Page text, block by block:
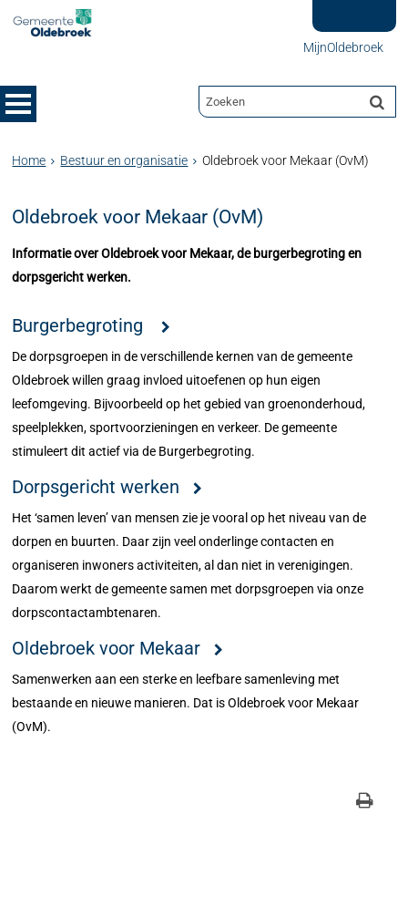
MijnOldebroek
Home Bestuur en organisatie Oldebroek voor Mekaar (OvM)
Oldebroek voor Mekaar (OvM)
Informatie over Oldebroek voor Mekaar, de burgerbegroting en
dorpsgericht werken.
Burgerbegroting
De dorpsgroepen in de verschillende kernen van de gemeente
Oldebroek willen graag invloed uitoefenen op hun eigen
leefomgeving. Bijvoorbeeld op het gebied van groenonderhoud,
speelplekken, sportvoorzieningen en verkeer. De gemeente
stimuleert dit actief via de Burgerbegroting.
Dorpsgericht werken
Het ‘samen leven’ van mensen zie je vooral op het niveau van de
dorpen en buurten. Daar zijn veel onderlinge contacten en
organiseren inwoners activiteiten, al dan niet in verenigingen.
Daarom werkt de gemeente samen met dorpsgroepen via onze
dorpscontactambtenaren.
Oldebroek voor Mekaar
Samenwerken aan een sterke en leefbare samenleving met
bestaande en nieuwe manieren. Dat is Oldebroek voor Mekaar
(OvM).